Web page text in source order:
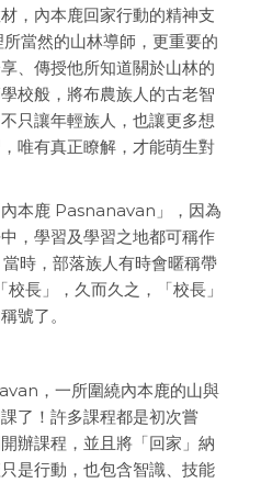
，內本鹿回家行動的精神支
當然的山林導師，更重要的
、傳授他所知道關於山林的
校般，將布農族人的古老智
只讓年輕族人，也讓更多想
唯有真正瞭解，才能萌生對
內本鹿 Pasnanavan」，因為
，學習及學習之地都可稱作
時，部落族人有時會暱稱帶
長」，久而久之，「校長」
號了。
，一所圍繞內本鹿的山與
了！許多課程都是初次嘗
辦課程，並且將「回家」納
是行動，也包含智識、技能